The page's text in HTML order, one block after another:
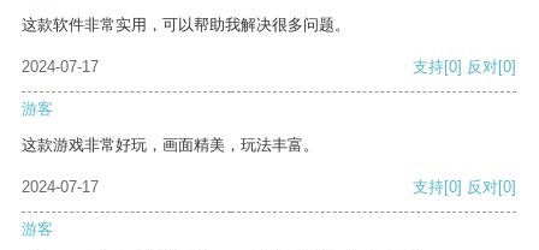
这款软件非常实用，可以帮助我解决很多问题。
2024-07-17 支持[0] 反对[0]
游客
这款游戏非常好玩，画面精美，玩法丰富。
2024-07-17 支持[0] 反对[0]
游客